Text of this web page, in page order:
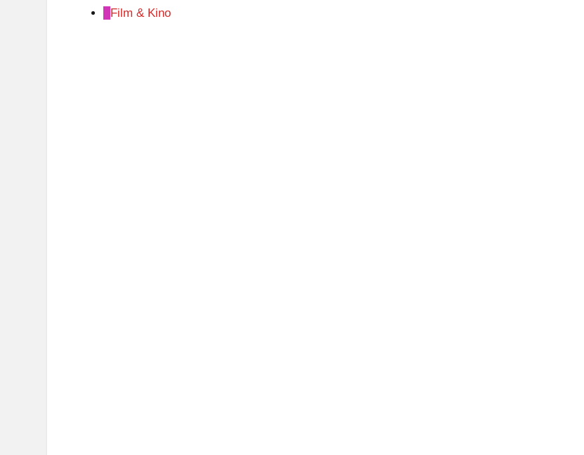
Film & Kino